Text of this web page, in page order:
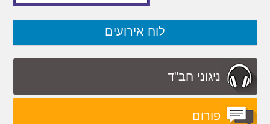
לוח אירועים
ניגוני חב"ד
פורום